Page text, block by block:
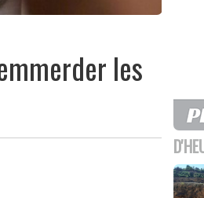
les